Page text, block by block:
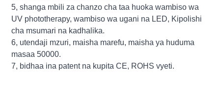
5, shanga mbili za chanzo cha taa huoka wambiso wa
UV phototherapy, wambiso wa ugani na LED, Kipolishi
cha msumari na kadhalika.
6, utendaji mzuri, maisha marefu, maisha ya huduma
masaa 50000.
7, bidhaa ina patent na kupita CE, ROHS vyeti.